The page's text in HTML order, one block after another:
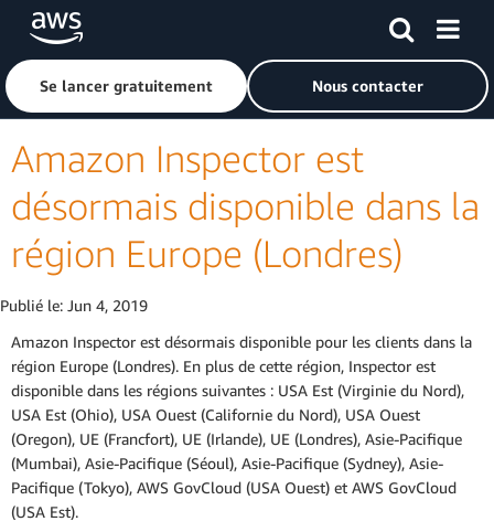
Passer au contenu principal
Cliquer ici pour revenir à la page d'accueil d'Amazon Web
Se lancer gratuitement Nous contacter
Amazon Inspector est
désormais disponible dans la
région Europe (Londres)
Publié le: Jun 4, 2019
Amazon Inspector est désormais disponible pour les clients dans la
région Europe (Londres). En plus de cette région, Inspector est
disponible dans les régions suivantes : USA Est (Virginie du Nord),
USA Est (Ohio), USA Ouest (Californie du Nord), USA Ouest
(Oregon), UE (Francfort), UE (Irlande), UE (Londres), Asie-Pacifique
(Mumbai), Asie-Pacifique (Séoul), Asie-Pacifique (Sydney), Asie-
Pacifique (Tokyo), AWS GovCloud (USA Ouest) et AWS GovCloud
(USA Est).